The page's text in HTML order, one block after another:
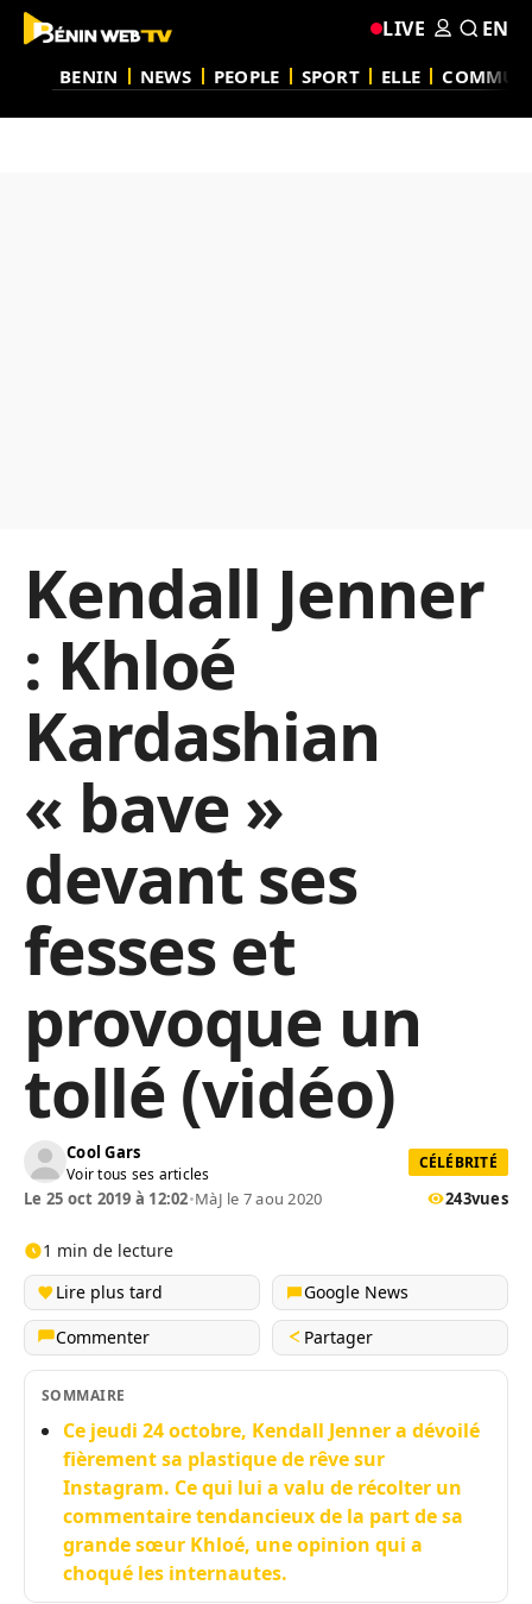
BENIN NEWS PEOPLE SPORT ELLE
LIVE EN
Kendall Jenner
: Khloé
Kardashian
« bave »
devant ses
fesses et
provoque un
tollé (vidéo)
Cool Gars
Voir tous ses articles
CÉLÉBRITÉ
Le 25 oct 2019 à 12:02•MàJ le 7 aou 2020 243vues
1 min de lecture
Lire plus tard
Google News
Commenter
Partager
SOMMAIRE
Ce jeudi 24 octobre, Kendall Jenner a dévoilé
fièrement sa plastique de rêve sur
Instagram. Ce qui lui a valu de récolter un
commentaire tendancieux de la part de sa
grande sœur Khloé, une opinion qui a
choqué les internautes.